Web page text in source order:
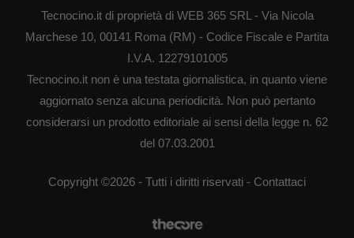
Tecnocino.it di proprietà di WEB 365 SRL - Via Nicola
Marchese 10, 00141 Roma (RM) - Codice Fiscale e Partita
I.V.A. 12279101005
Tecnocino.it non è una testata giornalistica, in quanto viene
aggiornato senza alcuna periodicità. Non può pertanto
considerarsi un prodotto editoriale ai sensi della legge n. 62
del 07.03.2001
Copyright ©2026 - Tutti i diritti riservati - Contattaci